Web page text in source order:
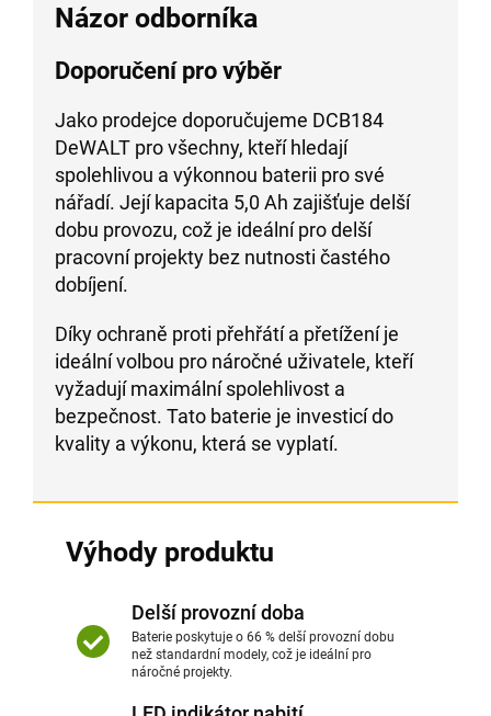
Názor odborníka
Doporučení pro výběr
Jako prodejce doporučujeme DCB184
DeWALT pro všechny, kteří hledají
spolehlivou a výkonnou baterii pro své
nářadí. Její kapacita 5,0 Ah zajišťuje delší
dobu provozu, což je ideální pro delší
pracovní projekty bez nutnosti častého
dobíjení.
Díky ochraně proti přehřátí a přetížení je
ideální volbou pro náročné uživatele, kteří
vyžadují maximální spolehlivost a
bezpečnost. Tato baterie je investicí do
kvality a výkonu, která se vyplatí.
Výhody produktu
Delší provozní doba
Baterie poskytuje o 66 % delší provozní dobu
než standardní modely, což je ideální pro
náročné projekty.